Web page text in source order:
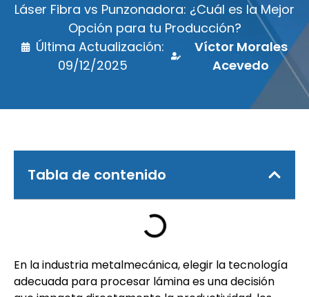
Láser Fibra vs Punzonadora: ¿Cuál es la Mejor
Opción para tu Producción?
Última Actualización:
09/12/2025
Víctor Morales
Acevedo
Tabla de contenido
En la industria metalmecánica, elegir la tecnología
adecuada para procesar lámina es una decisión